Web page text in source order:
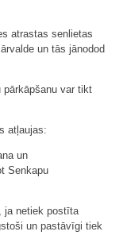
atrastas senlietas
un tās jānodod
pārkāpšanu var tikt
atļaujas:
un
Senkapu
ja netiek postīta
un pastāvīgi tiek